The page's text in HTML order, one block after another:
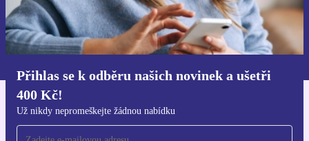
Přihlas se k odběru našich novinek a ušetři
400 Kč!
Už nikdy nepromeškejte žádnou nabídku
Chci voucher
Informace o použití osobních údajů najdeš v našich
Zásadách ochrany osobních údajů.
Stáhni si aplikaci refurbed
Pro iOS a Android